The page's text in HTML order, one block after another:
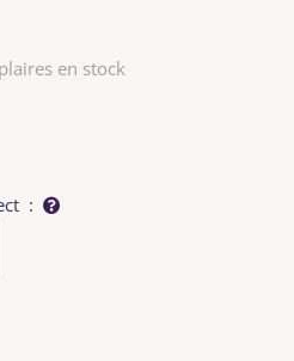
en stock
: